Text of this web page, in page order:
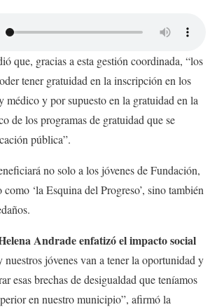
que, gracias a esta gestión coordinada, “los
tener gratuidad en la inscripción en los
médico y por supuesto en la gratuidad en la
de los programas de gratuidad que se
pública”.
no solo a los jóvenes de Fundación,
‘la Esquina del Progreso’, sino también
Andrade enfatizó el impacto social
nuestros jóvenes van a tener la oportunidad y
esas brechas de desigualdad que teníamos
en nuestro municipio”, afirmó la